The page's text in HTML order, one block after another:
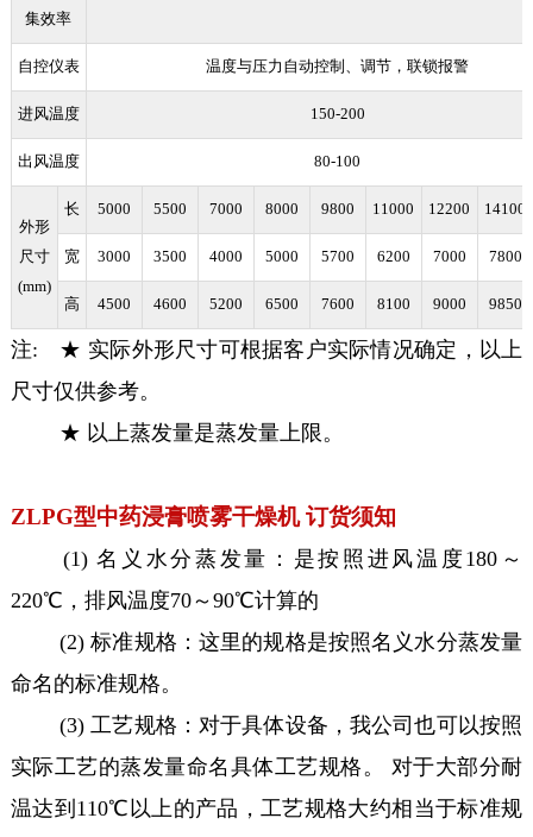
集效率
自控仪表 温度与压力自动控制、调节，联锁报警
进风温度 150-200
出风温度 80-100
外形
尺寸
(mm)
长 5000 5500 7000 8000 9800 11000 12200 14100
宽 3000 3500 4000 5000 5700 6200 7000 7800
高 4500 4600 5200 6500 7600 8100 9000 9850
注: ★ 实际外形尺寸可根据客户实际情况确定，以上
尺寸仅供参考。
★ 以上蒸发量是蒸发量上限。
ZLPG型中药浸膏喷雾干燥机 订货须知
(1) 名义水分蒸发量：是按照进风温度180～
220℃，排风温度70～90℃计算的
(2) 标准规格：这里的规格是按照名义水分蒸发量
命名的标准规格。
(3) 工艺规格：对于具体设备，我公司也可以按照
实际工艺的蒸发量命名具体工艺规格。 对于大部分耐
温达到110℃以上的产品，工艺规格大约相当于标准规